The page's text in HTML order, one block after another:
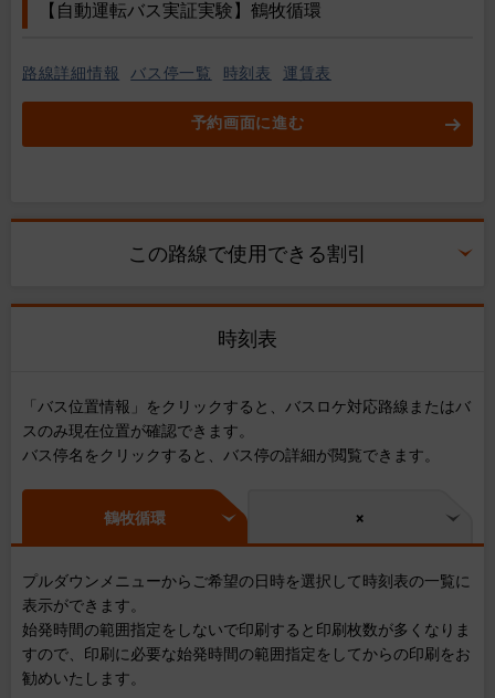
【自動運転バス実証実験】鶴牧循環
路線詳細情報 バス停一覧 時刻表 運賃表
予約画面に進む
この路線で使用できる割引
時刻表
「バス位置情報」をクリックすると、バスロケ対応路線またはバ
スのみ現在位置が確認できます。
バス停名をクリックすると、バス停の詳細が閲覧できます。
鶴牧循環 ×
プルダウンメニューからご希望の日時を選択して時刻表の一覧に
表示ができます。
始発時間の範囲指定をしないで印刷すると印刷枚数が多くなりま
すので、印刷に必要な始発時間の範囲指定をしてからの印刷をお
勧めいたします。